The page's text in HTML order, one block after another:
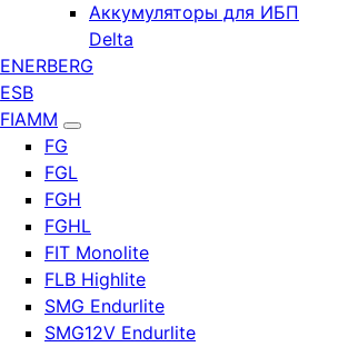
Аккумуляторы для ИБП
Delta
ENERBERG
ESB
FIAMM
FG
FGL
FGH
FGHL
FIT Monolite
FLB Highlite
SMG Endurlite
SMG12V Endurlite